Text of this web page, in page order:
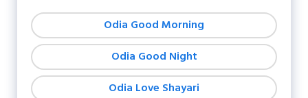
Odia Good Morning
Odia Good Night
Odia Love Shayari